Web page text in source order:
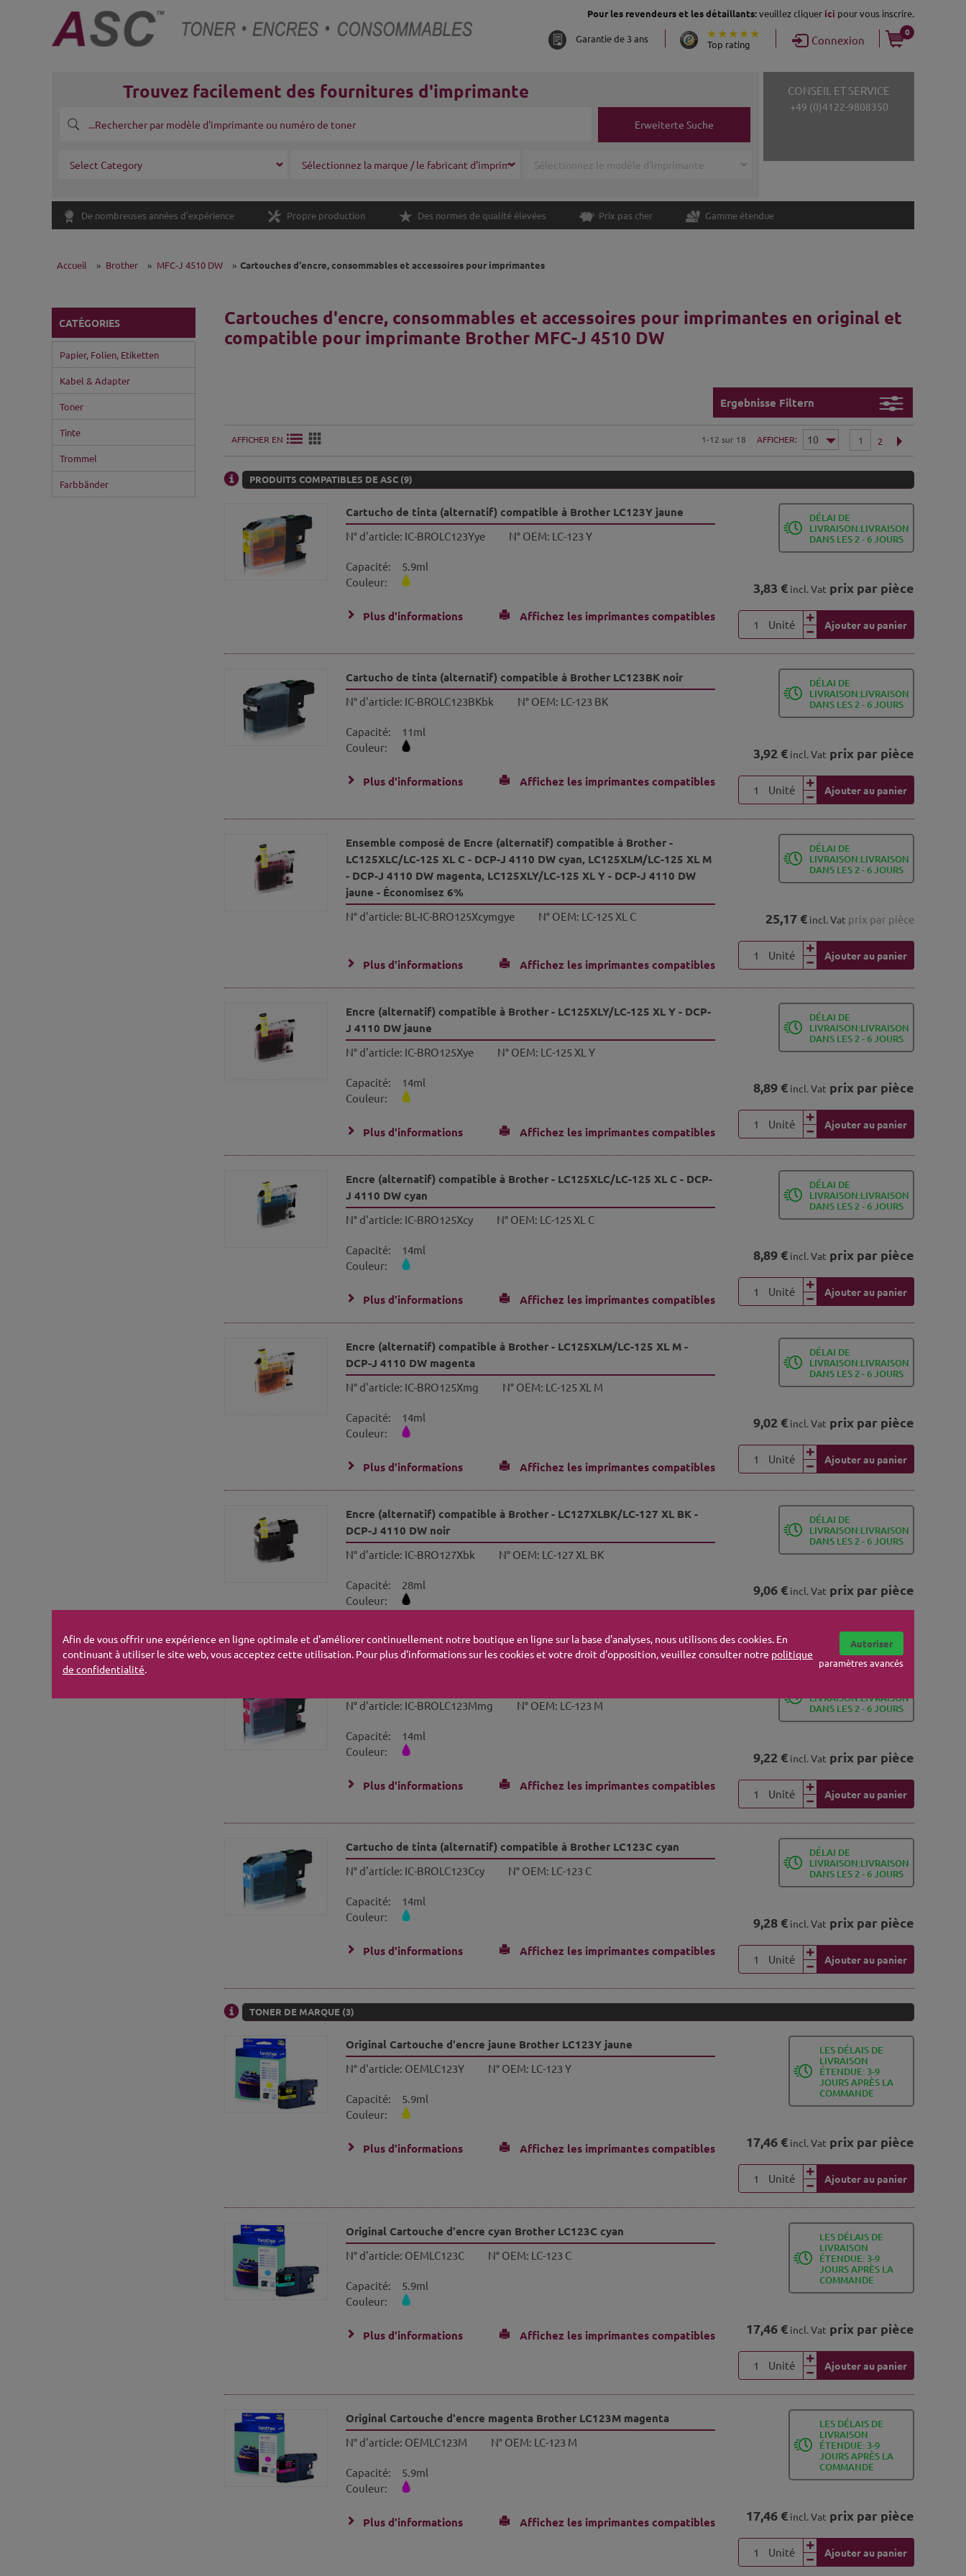
Pour les revendeurs et les détaillants:veuillez cliquer ici pour vous inscrire.
Garantie de 3 ans Top rating Connexion
0
Trouvez facilement des fournitures d'imprimante
Erweiterte Suche
CONSEIL ET SERVICE
+49 (0)4122-9808350
De nombreuses années d'expérience Propre production Des normes de qualité élevées Prix pas cher Gamme étendue
Accueil » Brother » MFC-J 4510 DW » Cartouches d'encre, consommables et accessoires pour imprimantes
CATÉGORIES
Papier, Folien, Etiketten
Kabel & Adapter
Toner
Tinte
Trommel
Farbbänder
Cartouches d'encre, consommables et accessoires pour imprimantes en original et
compatible pour imprimante Brother MFC-J 4510 DW
Ergebnisse Filtern
AFFICHER EN 1-12 sur 18 AFFICHER 1 2
PRODUITS COMPATIBLES DE ASC (9)
Cartucho de tinta (alternatif) compatible à Brother LC123Y jaune
N° d'article: IC-BROLC123Yye N° OEM: LC-123 Y
Capacité:
5.9ml
Couleur:
Plus d'informations Affichez les imprimantes compatibles
DÉLAI DE
LIVRAISON:LIVRAISON
DANS LES 2 - 6 JOURS
3,83 € incl. Vat prix par pièce
Unité Ajouter au panier
Cartucho de tinta (alternatif) compatible à Brother LC123BK noir
N° d'article: IC-BROLC123BKbk N° OEM: LC-123 BK
Capacité:
11ml
Couleur:
Plus d'informations Affichez les imprimantes compatibles
DÉLAI DE
LIVRAISON:LIVRAISON
DANS LES 2 - 6 JOURS
3,92 € incl. Vat prix par pièce
Unité Ajouter au panier
Ensemble composé de Encre (alternatif) compatible à Brother -
LC125XLC/LC-125 XL C - DCP-J 4110 DW cyan, LC125XLM/LC-125 XL M
- DCP-J 4110 DW magenta, LC125XLY/LC-125 XL Y - DCP-J 4110 DW
jaune - Économisez 6%
N° d'article: BL-IC-BRO125Xcymgye N° OEM: LC-125 XL C
Plus d'informations Affichez les imprimantes compatibles
DÉLAI DE
LIVRAISON:LIVRAISON
DANS LES 2 - 6 JOURS
25,17 € incl. Vat prix par pièce
Unité Ajouter au panier
Encre (alternatif) compatible à Brother - LC125XLY/LC-125 XL Y - DCP-
J 4110 DW jaune
N° d'article: IC-BRO125Xye N° OEM: LC-125 XL Y
Capacité:
14ml
Couleur:
Plus d'informations Affichez les imprimantes compatibles
DÉLAI DE
LIVRAISON:LIVRAISON
DANS LES 2 - 6 JOURS
8,89 € incl. Vat prix par pièce
Unité Ajouter au panier
Encre (alternatif) compatible à Brother - LC125XLC/LC-125 XL C - DCP-
J 4110 DW cyan
N° d'article: IC-BRO125Xcy N° OEM: LC-125 XL C
Capacité:
14ml
Couleur:
Plus d'informations Affichez les imprimantes compatibles
DÉLAI DE
LIVRAISON:LIVRAISON
DANS LES 2 - 6 JOURS
8,89 € incl. Vat prix par pièce
Unité Ajouter au panier
Encre (alternatif) compatible à Brother - LC125XLM/LC-125 XL M -
DCP-J 4110 DW magenta
N° d'article: IC-BRO125Xmg N° OEM: LC-125 XL M
Capacité:
14ml
Couleur:
Plus d'informations Affichez les imprimantes compatibles
DÉLAI DE
LIVRAISON:LIVRAISON
DANS LES 2 - 6 JOURS
9,02 € incl. Vat prix par pièce
Unité Ajouter au panier
Encre (alternatif) compatible à Brother - LC127XLBK/LC-127 XL BK -
DCP-J 4110 DW noir
N° d'article: IC-BRO127Xbk N° OEM: LC-127 XL BK
Capacité:
28ml
Couleur:
Plus d'informations Affichez les imprimantes compatibles
DÉLAI DE
LIVRAISON:LIVRAISON
DANS LES 2 - 6 JOURS
9,06 € incl. Vat prix par pièce
N° d'article: IC-BROLC123Mmg N° OEM: LC-123 M
Capacité:
14ml
Couleur:
Plus d'informations Affichez les imprimantes compatibles
LIVRAISON:LIVRAISON
DANS LES 2 - 6 JOURS
9,22 € incl. Vat prix par pièce
Unité Ajouter au panier
Cartucho de tinta (alternatif) compatible à Brother LC123C cyan
N° d'article: IC-BROLC123Ccy N° OEM: LC-123 C
Capacité:
14ml
Couleur:
Plus d'informations Affichez les imprimantes compatibles
DÉLAI DE
LIVRAISON:LIVRAISON
DANS LES 2 - 6 JOURS
9,28 € incl. Vat prix par pièce
Unité Ajouter au panier
TONER DE MARQUE (3)
Original Cartouche d'encre jaune Brother LC123Y jaune
N° d'article: OEMLC123Y N° OEM: LC-123 Y
Capacité:
5.9ml
Couleur:
Plus d'informations Affichez les imprimantes compatibles
LES DÉLAIS DE
LIVRAISON
ÉTENDUE: 3-9
JOURS APRÈS LA
COMMANDE
17,46 € incl. Vat prix par pièce
Unité Ajouter au panier
Original Cartouche d'encre cyan Brother LC123C cyan
N° d'article: OEMLC123C N° OEM: LC-123 C
Capacité:
5.9ml
Couleur:
Plus d'informations Affichez les imprimantes compatibles
LES DÉLAIS DE
LIVRAISON
ÉTENDUE: 3-9
JOURS APRÈS LA
COMMANDE
17,46 € incl. Vat prix par pièce
Unité Ajouter au panier
Original Cartouche d'encre magenta Brother LC123M magenta
N° d'article: OEMLC123M N° OEM: LC-123 M
Capacité:
5.9ml
Couleur:
Plus d'informations Affichez les imprimantes compatibles
LES DÉLAIS DE
LIVRAISON
ÉTENDUE: 3-9
JOURS APRÈS LA
COMMANDE
17,46 € incl. Vat prix par pièce
Unité Ajouter au panier
Autoriser
paramètres avancés
Afin de vous offrir une expérience en ligne optimale et d'améliorer continuellement notre boutique en ligne sur la base d'analyses, nous utilisons des cookies. En
continuant à utiliser le site web, vous acceptez cette utilisation. Pour plus d'informations sur les cookies et votre droit d'opposition, veuillez consulter notre politique
de confidentialité.